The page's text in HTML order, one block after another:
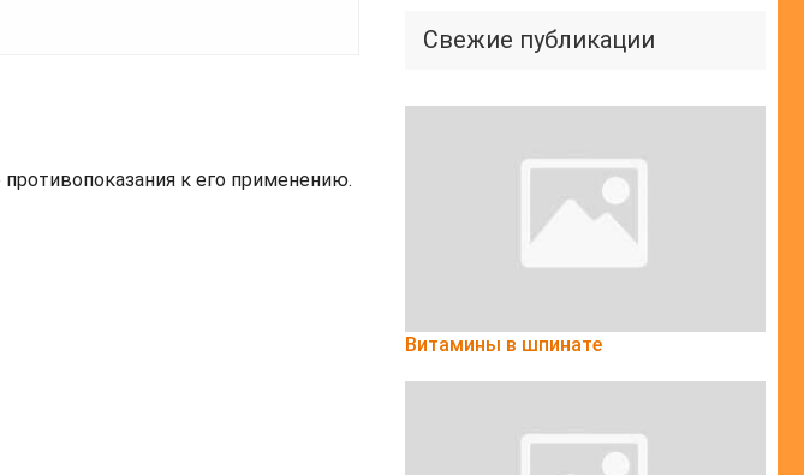
к его применению.
Свежие публикации
Витамины в шпинате